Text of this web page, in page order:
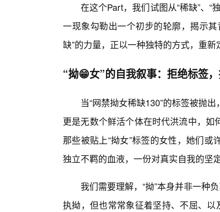
在这个Part，我们试图从“稀缺”、“
一现象勾勒出一个初步的轮廓，揭示
缺”的力量，正以一种独特的方式，重
“拗😁女”的自我叙事：拒绝标签
当“网禁拗女稀缺130”的标签被抛
更是无数个鲜活个体在时代洪流中，
那些被贴上“拗女”标签的女性，她们
独立不羁的血液，一份对真实自我的坚
我们需要理解，“拗”本身并非一种
执拗，但也常常象征着坚持、不屈、